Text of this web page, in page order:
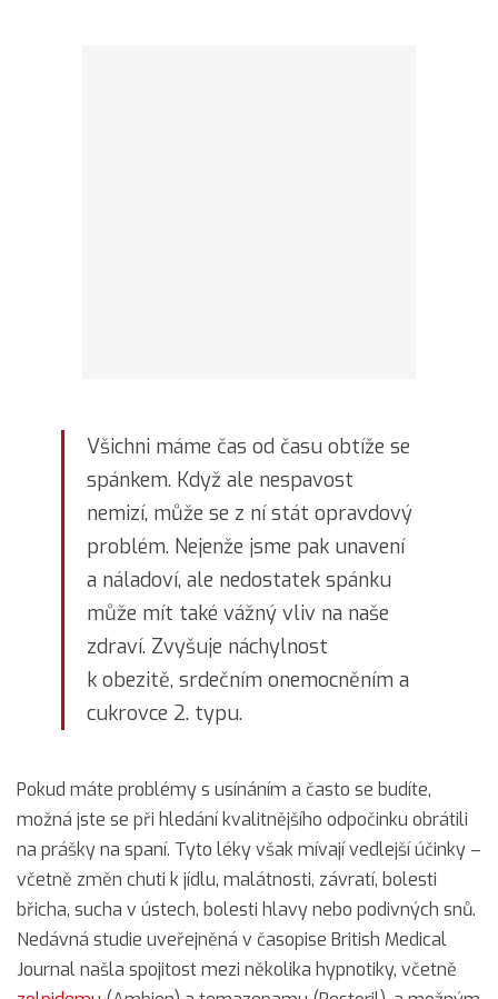
Všichni máme čas od času obtíže se
spánkem. Když ale nespavost
nemizí, může se z ní stát opravdový
problém. Nejenže jsme pak unavení
a náladoví, ale nedostatek spánku
může mít také vážný vliv na naše
zdraví. Zvyšuje náchylnost
k obezitě, srdečním onemocněním a
cukrovce 2. typu.
Pokud máte problémy s usínáním a často se budíte,
možná jste se při hledání kvalitnějšího odpočinku obrátili
na prášky na spaní. Tyto léky však mívají vedlejší účinky –
včetně změn chuti k jídlu, malátnosti, závratí, bolesti
břicha, sucha v ústech, bolesti hlavy nebo podivných snů.
Nedávná studie uveřejněná v časopise British Medical
Journal našla spojitost mezi několika hypnotiky, včetně